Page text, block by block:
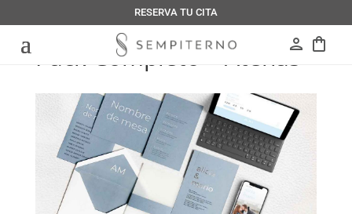
RESERVA TU CITA
person shopping_bag
Pack Completo – Atenas